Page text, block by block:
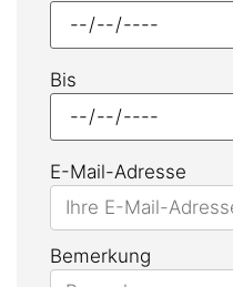
Bis
E-Mail-Adresse
Bemerkung